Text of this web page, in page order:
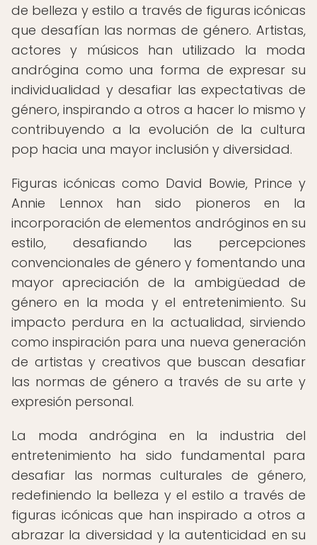
de belleza y estilo a través de figuras icónicas
que desafían las normas de género. Artistas,
actores y músicos han utilizado la moda
andrógina como una forma de expresar su
individualidad y desafiar las expectativas de
género, inspirando a otros a hacer lo mismo y
contribuyendo a la evolución de la cultura
pop hacia una mayor inclusión y diversidad.
Figuras icónicas como David Bowie, Prince y
Annie Lennox han sido pioneros en la
incorporación de elementos andróginos en su
estilo, desafiando las percepciones
convencionales de género y fomentando una
mayor apreciación de la ambigüedad de
género en la moda y el entretenimiento. Su
impacto perdura en la actualidad, sirviendo
como inspiración para una nueva generación
de artistas y creativos que buscan desafiar
las normas de género a través de su arte y
expresión personal.
La moda andrógina en la industria del
entretenimiento ha sido fundamental para
desafiar las normas culturales de género,
redefiniendo la belleza y el estilo a través de
figuras icónicas que han inspirado a otros a
abrazar la diversidad y la autenticidad en su